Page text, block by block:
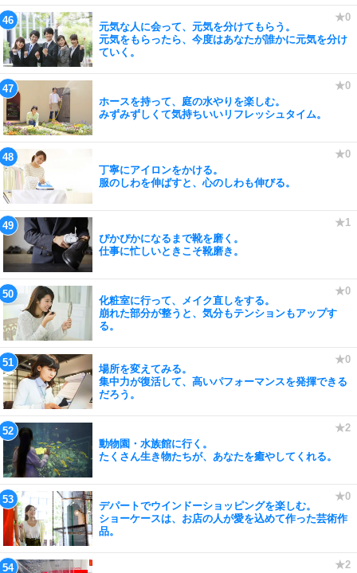
元気な人に会って、元気を分けてもらう。
元気をもらったら、今度はあなたが誰かに元気を分け
ていく。
ホースを持って、庭の水やりを楽しむ。
みずみずしくて気持ちいいリフレッシュタイム。
丁寧にアイロンをかける。
服のしわを伸ばすと、心のしわも伸びる。
ぴかぴかになるまで靴を磨く。
仕事に忙しいときこそ靴磨き。
化粧室に行って、メイク直しをする。
崩れた部分が整うと、気分もテンションもアップす
る。
場所を変えてみる。
集中力が復活して、高いパフォーマンスを発揮できる
だろう。
動物園・水族館に行く。
たくさん生き物たちが、あなたを癒やしてくれる。
デパートでウインドーショッピングを楽しむ。
ショーケースは、お店の人が愛を込めて作った芸術作
品。